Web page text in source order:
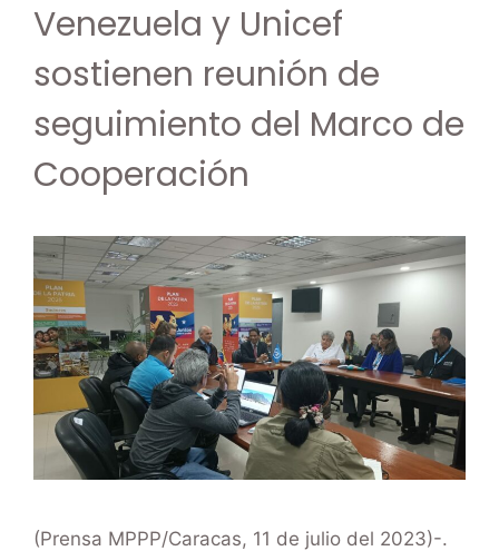
Venezuela y Unicef
sostienen reunión de
seguimiento del Marco de
Cooperación
(Prensa MPPP/Caracas, 11 de julio del 2023)-.